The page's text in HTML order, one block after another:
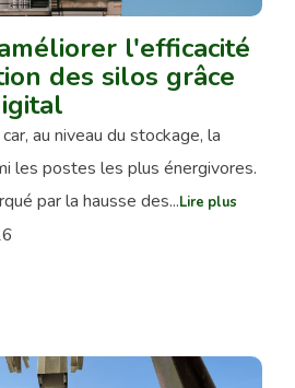
l'efficacité
des silos grâce
au niveau du stockage, la
les postes les plus énergivores.
par la hausse des...Lire plus